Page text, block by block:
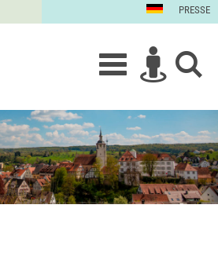
PRESSE